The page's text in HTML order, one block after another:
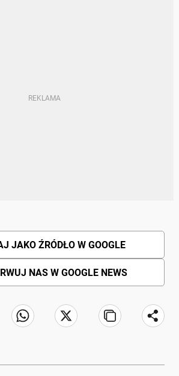
JAKO ŹRÓDŁO W GOOGLE
NAS W GOOGLE NEWS